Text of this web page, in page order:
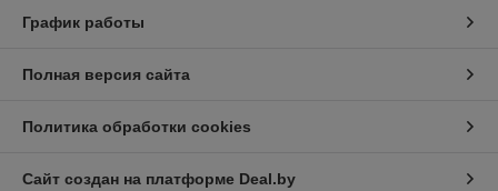
График работы
Полная версия сайта
Политика обработки cookies
Сайт создан на платформе Deal.by